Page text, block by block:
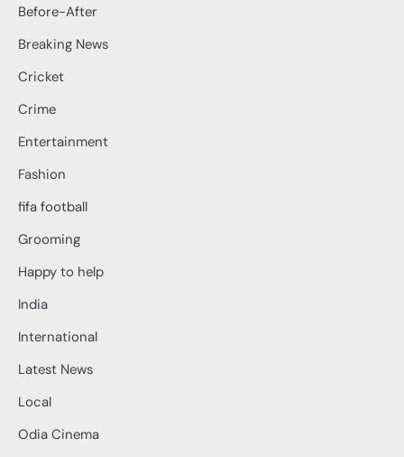
Before-After
Breaking News
Cricket
Crime
Entertainment
Fashion
fifa football
Grooming
Happy to help
India
International
Latest News
Local
Odia Cinema